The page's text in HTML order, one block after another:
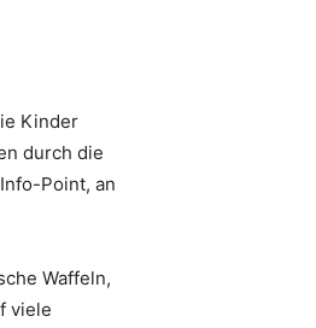
Kinder
durch die
Point, an
Waffeln,
viele